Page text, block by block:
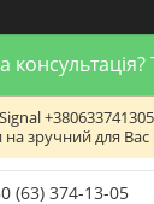
зручний для
(63) 374-13-05